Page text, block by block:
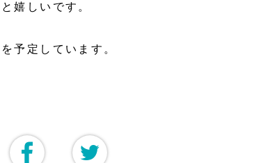
嬉しいです。
予定しています。